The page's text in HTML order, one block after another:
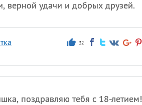
верной удачи и добрых друзей.
32
поздравляю тебя с 18-летием!